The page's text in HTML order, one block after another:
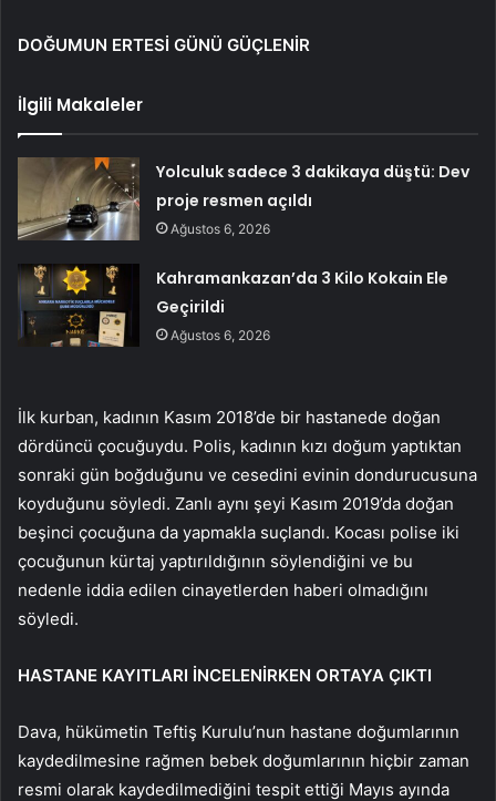
DOĞUMUN ERTESİ GÜNÜ GÜÇLENİR
İlgili Makaleler
Yolculuk sadece 3 dakikaya düştü: Dev
proje resmen açıldı
Ağustos 6, 2026
Kahramankazan’da 3 Kilo Kokain Ele
Geçirildi
Ağustos 6, 2026
İlk kurban, kadının Kasım 2018’de bir hastanede doğan
dördüncü çocuğuydu. Polis, kadının kızı doğum yaptıktan
sonraki gün boğduğunu ve cesedini evinin dondurucusuna
koyduğunu söyledi. Zanlı aynı şeyi Kasım 2019’da doğan
beşinci çocuğuna da yapmakla suçlandı. Kocası polise iki
çocuğunun kürtaj yaptırıldığının söylendiğini ve bu
nedenle iddia edilen cinayetlerden haberi olmadığını
söyledi.
HASTANE KAYITLARI İNCELENİRKEN ORTAYA ÇIKTI
Dava, hükümetin Teftiş Kurulu’nun hastane doğumlarının
kaydedilmesine rağmen bebek doğumlarının hiçbir zaman
resmi olarak kaydedilmediğini tespit ettiği Mayıs ayında